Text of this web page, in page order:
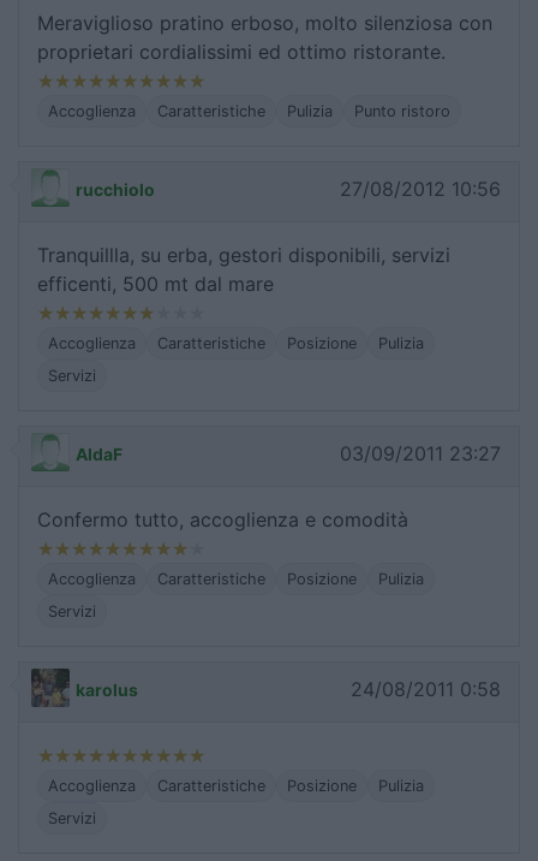
Meraviglioso pratino erboso, molto silenziosa con
proprietari cordialissimi ed ottimo ristorante.
Accoglienza Caratteristiche Pulizia Punto ristoro
rucchiolo 27/08/2012 10:56
Tranquillla, su erba, gestori disponibili, servizi
efficenti, 500 mt dal mare
Accoglienza Caratteristiche Posizione
Pulizia
Servizi
AldaF 03/09/2011 23:27
Confermo tutto, accoglienza e comodità
Accoglienza Caratteristiche Posizione
Pulizia
Servizi
karolus 24/08/2011 0:58
Accoglienza Caratteristiche Posizione
Pulizia
Servizi